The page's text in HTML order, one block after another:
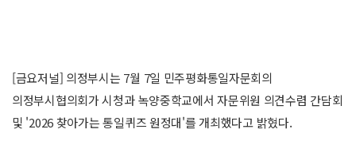
[금요저널] 의정부시는 7월 7일 민주평화통일자문회의
의정부시협의회가 시청과 녹양중학교에서 자문위원 의견수렴 간담회
및 '2026 찾아가는 통일퀴즈 원정대'를 개최했다고 밝혔다.